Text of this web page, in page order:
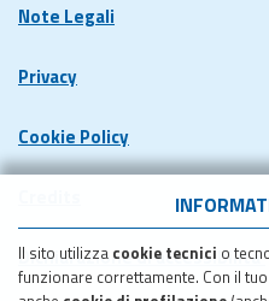
Il sito utilizza cookie tecnici o
funzionare correttamente. Con il
Note Legali
Privacy
Cookie Policy
Dichiarazione di accessibilita'